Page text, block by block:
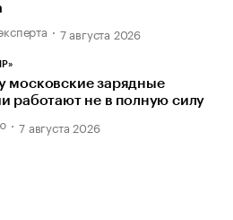
7 августа 2026
московские зарядные
работают не в полную силу
7 августа 2026